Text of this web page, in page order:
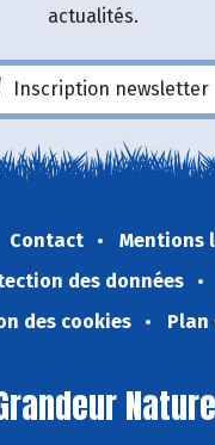
actualités.
Inscription newsletter
Contact
Mentions
des données
des cookies
Plan
Nature